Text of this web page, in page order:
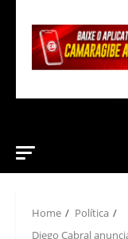
Home
Política
Diego Cabral